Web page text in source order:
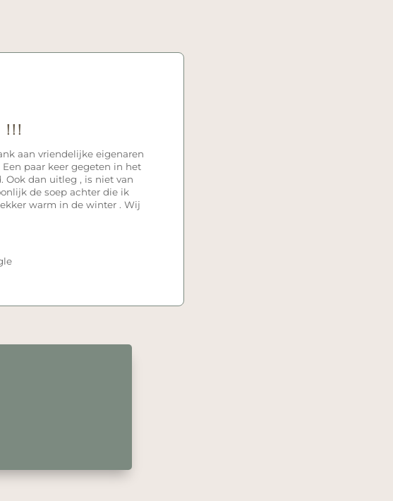
!!!
aan vriendelijke eigenaren
paar keer gegeten in het
Ook dan uitleg , is niet van
de soep achter die ik
warm in de winter . Wij